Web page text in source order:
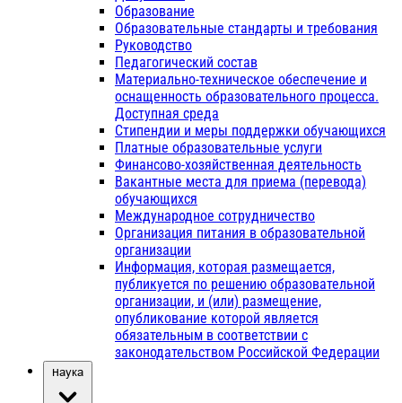
Образование
Образовательные стандарты и требования
Руководство
Педагогический состав
Материально-техническое обеспечение и
оснащенность образовательного процесса.
Доступная среда
Стипендии и меры поддержки обучающихся
Платные образовательные услуги
Финансово-хозяйственная деятельность
Вакантные места для приема (перевода)
обучающихся
Международное сотрудничество
Организация питания в образовательной
организации
Информация, которая размещается,
публикуется по решению образовательной
организации, и (или) размещение,
опубликование которой является
обязательным в соответствии с
законодательством Российской Федерации
Наука